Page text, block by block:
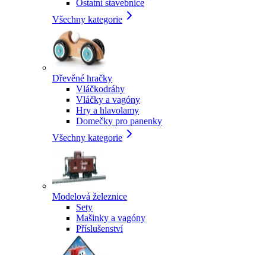
Ostatní stavebnice
Všechny kategorie
Dřevěné hračky
Vláčkodráhy
Vláčky a vagóny
Hry a hlavolamy
Domečky pro panenky
Všechny kategorie
Modelová železnice
Sety
Mašinky a vagóny
Příslušenství